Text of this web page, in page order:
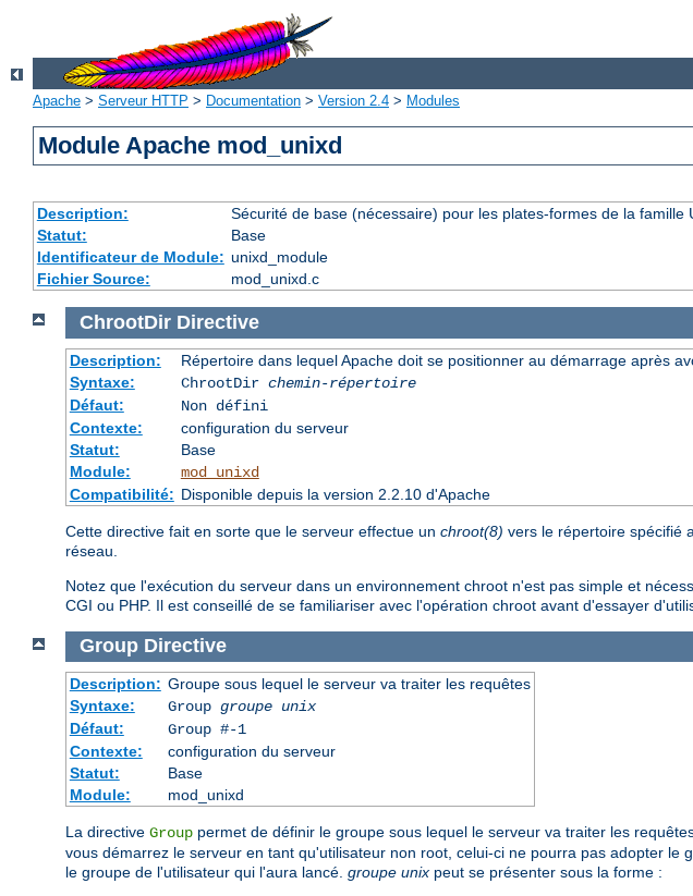
Apache > Serveur HTTP > Documentation > Version 2.4 > Modules
Module Apache mod_unixd
Description:
Sécurité de base (nécessaire) pour les plates-formes de la famille
Statut:
Base
Identificateur de Module: unixd_module
Fichier Source:
mod_unixd.c
ChrootDir Directive
Description:
Répertoire dans lequel Apache doit se positionner au démarrage après
Syntaxe:
ChrootDir chemin-répertoire
Défaut:
Non défini
Contexte:
configuration du serveur
Statut:
Base
Module:
mod_unixd
Compatibilité: Disponible depuis la version 2.2.10 d'Apache
Cette directive fait en sorte que le serveur effectue un chroot(8) vers le répertoire spécifié
réseau.
Notez que l'exécution du serveur dans un environnement chroot n'est pas simple et
CGI ou PHP. Il est conseillé de se familiariser avec l'opération chroot avant d'essayer
Group Directive
Description: Groupe sous lequel le serveur va traiter les requêtes
Syntaxe:
Group groupe unix
Défaut:
Group #-1
Contexte:
configuration du serveur
Statut:
Base
Module:
mod_unixd
La directive Group permet de définir le groupe sous lequel le serveur va traiter les
vous démarrez le serveur en tant qu'utilisateur non root, celui-ci ne pourra pas adopter
le groupe de l'utilisateur qui l'aura lancé. groupe unix peut se présenter sous la forme :